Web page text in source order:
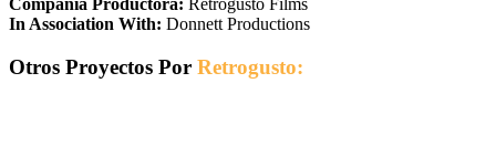
In Association With: Donnett Productions
Otros Proyectos Por Retrogusto: